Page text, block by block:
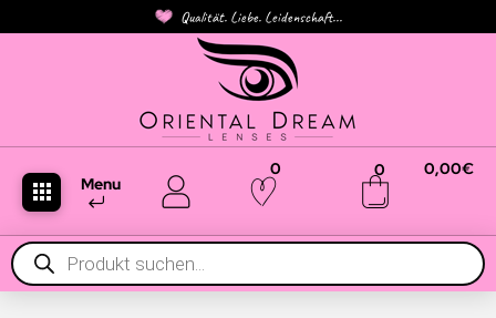
Qualität. Liebe. Leidenschaft...
Menu
0 0 0,00€
Products
search